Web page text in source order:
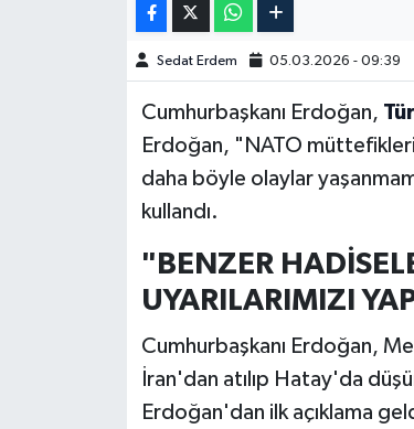
Sedat Erdem 05.03.2026 - 09:39
Cumhurbaşkanı Erdoğan,
Erdoğan, "NATO
daha böyle olaylar
kullandı.
"BENZER
UYARILARIMIZI
Cumhurbaşkanı Erdoğan,
İran'dan atılıp Hatay'da
Erdoğan'dan ilk açıklama